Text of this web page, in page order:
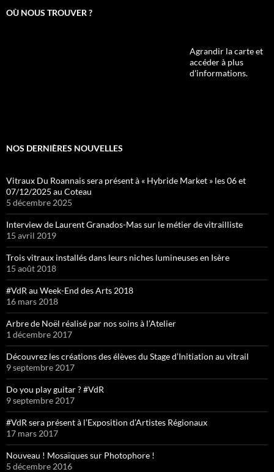
OÙ NOUS TROUVER ?
Agrandir la carte et
accéder à plus
d'informations.
NOS DERNIÈRES NOUVELLES
Vitraux Du Roannais sera présent à « Hybride Market » les 06 et
07/12/2025 au Coteau
5 décembre 2025
Interview de Laurent Granados-Mas sur le métier de vitrailliste
15 avril 2019
Trois vitraux installés dans leurs niches lumineuses en Isère
15 août 2018
#VdR au Week-End des Arts 2018
16 mars 2018
Arbre de Noël réalisé par nos soins à l’Atelier
1 décembre 2017
Découvrez les créations des élèves du Stage d’Initiation au vitrail
9 septembre 2017
Do you play guitar ? #VdR
9 septembre 2017
#VdR sera présent à l’Exposition d’Artistes Régionaux
17 mars 2017
Nouveau ! Mosaïques sur Photophore !
5 décembre 2016